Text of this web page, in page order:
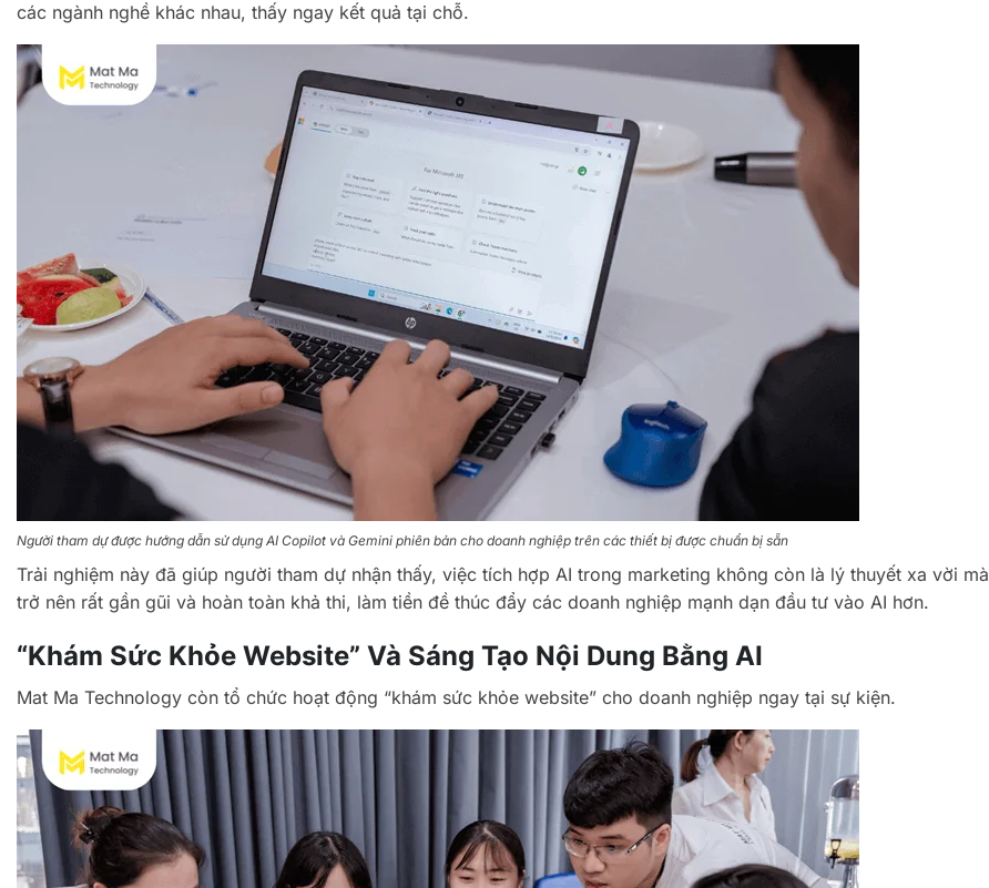
các ngành nghề khác nhau, thấy ngay kết quả tại chỗ.
Người tham dự được hướng dẫn sử dụng AI Copilot và Gemini phiên bản cho doanh nghiệp trên các thiết bị được chuẩn bị sẵn
Trải nghiệm này đã giúp người tham dự nhận thấy, việc tích hợp AI trong marketing không còn là lý thuyết xa vời mà
trở nên rất gần gũi và hoàn toàn khả thi, làm tiền đề thúc đẩy các doanh nghiệp mạnh dạn đầu tư vào AI hơn.
“Khám Sức Khỏe Website” Và Sáng Tạo Nội Dung Bằng AI
Mat Ma Technology còn tổ chức hoạt động “khám sức khỏe website” cho doanh nghiệp ngay tại sự kiện.